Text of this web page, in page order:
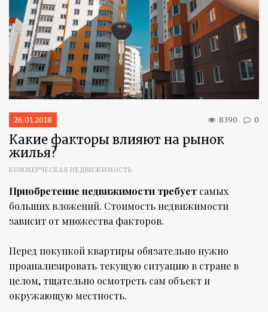
26.01.2018 8390 0
Какие факторы влияют на рынок
жилья?
КОММЕРЧЕСКАЯ НЕДВИЖИМОСТЬ
Приобретение недвижимости требует самых
больших вложений. Стоимость недвижимости
зависит от множества факторов.
Перед покупкой квартиры обязательно нужно
проанализировать текущую ситуацию в стране в
целом, тщательно осмотреть сам объект и
окружающую местность.